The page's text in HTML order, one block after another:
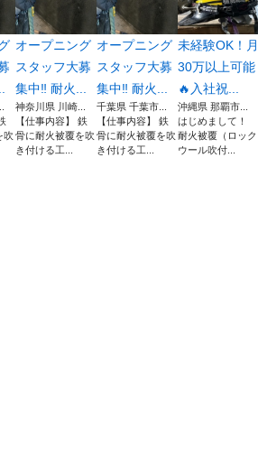
吹
オープニング
スタッフ大募
集中‼︎ 耐火...
神奈川県 川崎...
【仕事内容】 鉄
骨に耐火被覆を吹
き付ける工...
オープニング
スタッフ大募
集中‼︎ 耐火...
千葉県 千葉市...
【仕事内容】 鉄
骨に耐火被覆を吹
き付ける工...
未経験OK！月
30万以上可能
🔥入社祝...
沖縄県 那覇市...
はじめまして！
耐火被覆（ロック
ウール吹付...